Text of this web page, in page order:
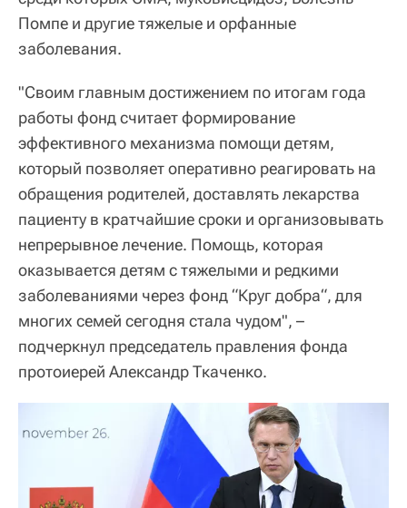
Помпе и другие тяжелые и орфанные
заболевания.
"Своим главным достижением по итогам года
работы фонд считает формирование
эффективного механизма помощи детям,
который позволяет оперативно реагировать на
обращения родителей, доставлять лекарства
пациенту в кратчайшие сроки и организовывать
непрерывное лечение. Помощь, которая
оказывается детям с тяжелыми и редкими
заболеваниями через фонд “Круг добра“, для
многих семей сегодня стала чудом", –
подчеркнул председатель правления фонда
протоиерей Александр Ткаченко.